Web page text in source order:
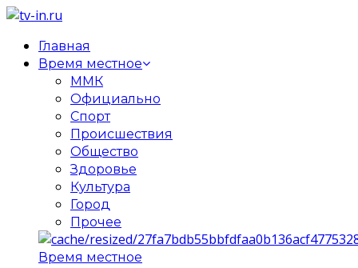
Главная
Время местное
ММК
Официально
Спорт
Происшествия
Общество
Здоровье
Культура
Город
Прочее
Время местное